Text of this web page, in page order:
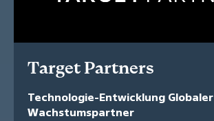
Target Partners
Technologie-Entwicklung Globaler
Wachstumspartner